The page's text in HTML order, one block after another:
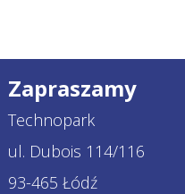
Zapraszamy
Technopark
ul. Dubois 114/116
93-465 Łódź